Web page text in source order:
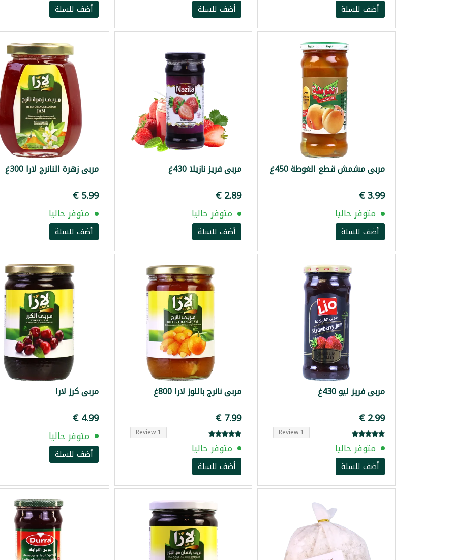
أضف للسلة أضف للسلة أضف للسلة
مربى مشمش قطع الغوطة 450غ
متوفر حاليا
أضف للسلة
مربى فريز نازيلا 430غ
‏2.89 €
متوفر حاليا
أضف للسلة
مربى زهرة النانرج لارا 300غ
‏5.99 €
متوفر حاليا
أضف للسلة
مربى فريز ليو 430غ
1 Review
متوفر حاليا
أضف للسلة
مربى نانرج باللوز لارا 800غ
‏7.99 €
1 Review
متوفر حاليا
أضف للسلة
مربى كرز لارا
‏4.99 €
متوفر حاليا
أضف للسلة